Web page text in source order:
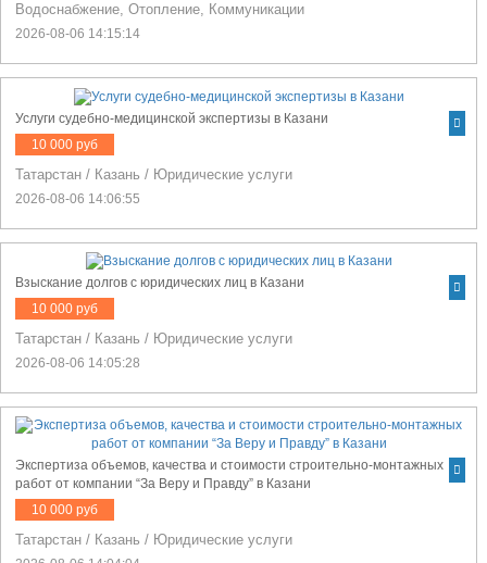
Водоснабжение, Отопление, Коммуникации
2026-08-06 14:15:14
Услуги судебно-медицинской экспертизы в Казани
10 000 руб
Татарстан / Казань / Юридические услуги
2026-08-06 14:06:55
Взыскание долгов с юридических лиц в Казани
10 000 руб
Татарстан / Казань / Юридические услуги
2026-08-06 14:05:28
Экспертиза объемов, качества и стоимости строительно-монтажных
работ от компании “За Веру и Правду” в Казани
10 000 руб
Татарстан / Казань / Юридические услуги